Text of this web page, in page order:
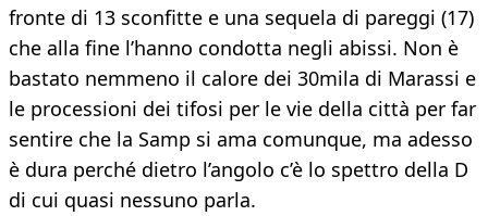
fronte di 13 sconfitte e una sequela di pareggi (17)
che alla fine l’hanno condotta negli abissi. Non è
bastato nemmeno il calore dei 30mila di Marassi e
le processioni dei tifosi per le vie della città per far
sentire che la Samp si ama comunque, ma adesso
è dura perché dietro l’angolo c’è lo spettro della D
di cui quasi nessuno parla.